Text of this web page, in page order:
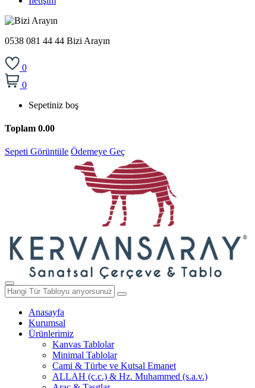
0538 081 44 44 Bizi Arayın
0
0
Sepetiniz boş
Toplam 0.00
Sepeti Görüntüle Ödemeye Geç
Anasayfa
Kurumsal
Ürünlerimiz
Kanvas Tablolar
Minimal Tablolar
Cami & Türbe ve Kutsal Emanet
ALLAH (c.c.) & Hz. Muhammed (s.a.v.)